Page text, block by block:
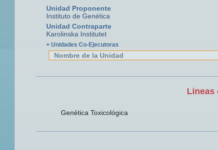
Unidad Proponente
Instituto de Genética
Unidad Contraparte
Karolinska Institutet
+ Unidades Co-Ejecutoras
Nombre de la Unidad
Lineas
Genética Toxicológica